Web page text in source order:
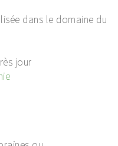
dans le domaine du
jour